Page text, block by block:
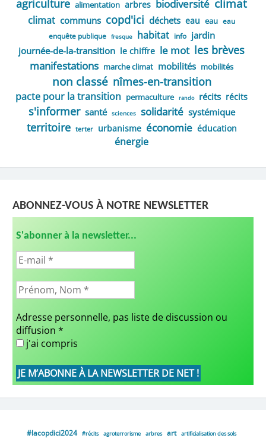
agriculture alimentation arbres biodiversité climat
climat communs copd'ici déchets eau eau eau
enquête publique
fresque habitat info jardin
journée-de-la-transition le chiffre le mot les brèves
manifestations marche climat mobilités mobilités
non classé nîmes-en-transition
pacte pour la transition permaculture rando récits récits
s'informer santé sciences solidarité systémique
territoire terter urbanisme économie éducation
énergie
ABONNEZ-VOUS À NOTRE NEWSLETTER
S'abonner à la newsletter...
Adresse personnelle, pas liste de discussion ou
diffusion *
j'ai compris
#lacopdici2024 #récits agroterrorisme arbres art
artificialisation des sols